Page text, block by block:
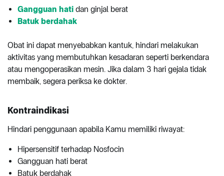
Gangguan hati dan ginjal berat
Batuk berdahak
Obat ini dapat menyebabkan kantuk, hindari melakukan
aktivitas yang membutuhkan kesadaran seperti berkendara
atau mengoperasikan mesin. Jika dalam 3 hari gejala tidak
membaik, segera periksa ke dokter.
Kontraindikasi
Hindari penggunaan apabila Kamu memiliki riwayat:
Hipersensitif terhadap Nosfocin
Gangguan hati berat
Batuk berdahak